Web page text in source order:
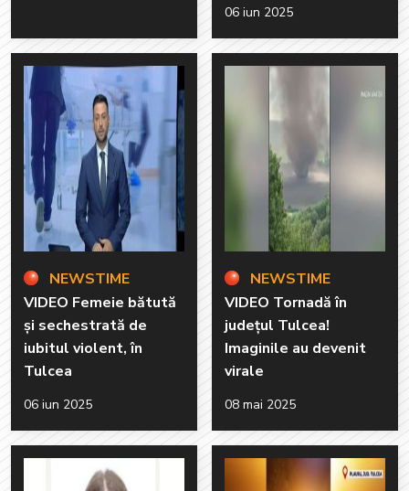
06 iun 2025
NEWSTIME
VIDEO Femeie bătută
și sechestrată de
iubitul violent, în
Tulcea
06 iun 2025
NEWSTIME
VIDEO Tornadă în
județul Tulcea!
Imaginile au devenit
virale
08 mai 2025